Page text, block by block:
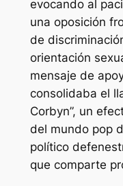
evocando al
una oposición
de
orientación
mensaje de
consolidaba el
Corbyn”, un
del mundo pop
político
que comparte